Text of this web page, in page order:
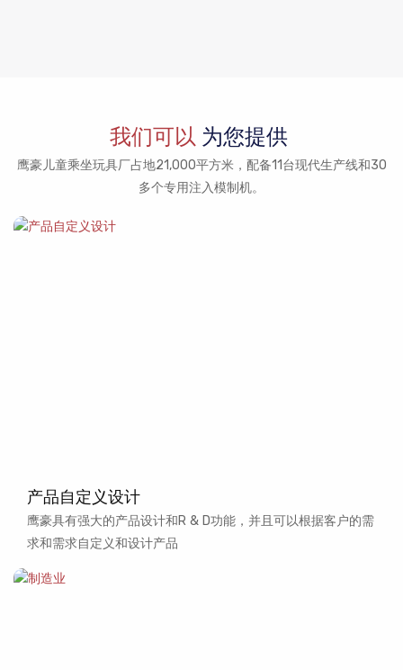
我们可以 为您提供
鹰豪儿童乘坐玩具厂占地21,000平方米，配备11台现代生产线和30
多个专用注入模制机。
产品自定义设计
鹰豪具有强大的产品设计和R & D功能，并且可以根据客户的需
求和需求自定义和设计产品